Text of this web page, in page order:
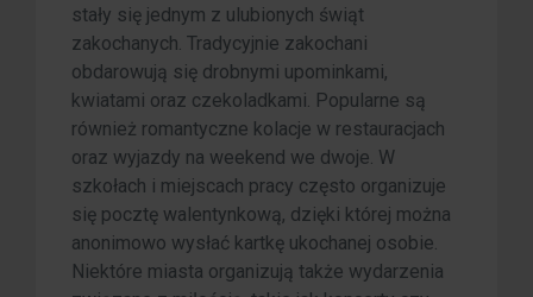
stały się jednym z ulubionych świąt
zakochanych. Tradycyjnie zakochani
obdarowują się drobnymi upominkami,
kwiatami oraz czekoladkami. Popularne są
również romantyczne kolacje w restauracjach
oraz wyjazdy na weekend we dwoje. W
szkołach i miejscach pracy często organizuje
się pocztę walentynkową, dzięki której można
anonimowo wysłać kartkę ukochanej osobie.
Niektóre miasta organizują także wydarzenia